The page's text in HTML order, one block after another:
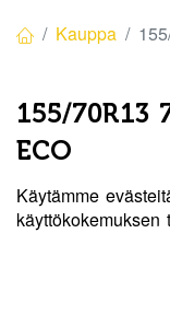
Kauppa
155/70R13
ECO
EAN:8848116036146
55,00€ / kpl
Käytämme